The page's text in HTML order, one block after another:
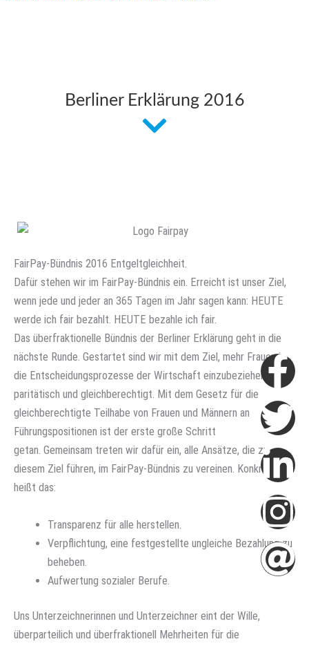
Berliner Erklärung 2016
FairPay-Bündnis 2016 Entgeltgleichheit.
Dafür stehen wir im FairPay-Bündnis ein. Erreicht ist unser Ziel,
wenn jede und jeder an 365 Tagen im Jahr sagen kann: HEUTE
werde ich fair bezahlt. HEUTE bezahle ich fair.
Das überfraktionelle Bündnis der Berliner Erklärung geht in die
nächste Runde. Gestartet sind wir mit dem Ziel, mehr Frauen in
die Entscheidungsprozesse der Wirtschaft einzubeziehen –
paritätisch und gleichberechtigt. Mit dem Gesetz für die
gleichberechtigte Teilhabe von Frauen und Männern an
Führungspositionen ist der erste große Schritt
getan. Gemeinsam treten wir dafür ein, alle Ansätze, die zu
diesem Ziel führen, im FairPay-Bündnis zu vereinen. Konkret
heißt das:
Transparenz für alle herstellen.
Verpflichtung, eine festgestellte ungleiche Bezahlung zu
beheben.
Aufwertung sozialer Berufe.
Uns Unterzeichnerinnen und Unterzeichner eint der Wille,
überparteilich und überfraktionell Mehrheiten für die
f
in
At